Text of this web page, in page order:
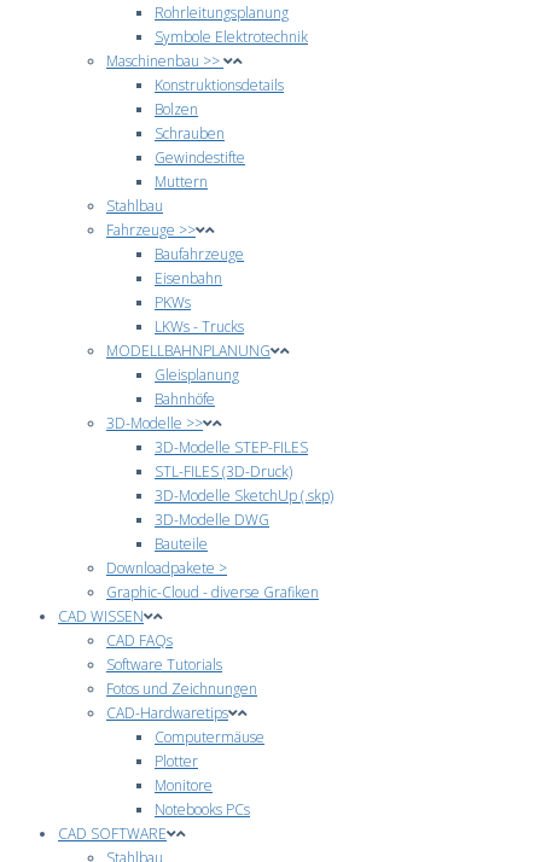
Rohrleitungsplanung
Symbole Elektrotechnik
Maschinenbau >>
Konstruktionsdetails
Bolzen
Schrauben
Gewindestifte
Muttern
Stahlbau
Fahrzeuge >>
Baufahrzeuge
Eisenbahn
PKWs
LKWs - Trucks
MODELLBAHNPLANUNG
Gleisplanung
Bahnhöfe
3D-Modelle >>
3D-Modelle STEP-FILES
STL-FILES (3D-Druck)
3D-Modelle SketchUp (.skp)
3D-Modelle DWG
Bauteile
Downloadpakete >
Graphic-Cloud - diverse Grafiken
CAD WISSEN
CAD FAQs
Software Tutorials
Fotos und Zeichnungen
CAD-Hardwaretips
Computermäuse
Plotter
Monitore
Notebooks PCs
CAD SOFTWARE
Stahlbau